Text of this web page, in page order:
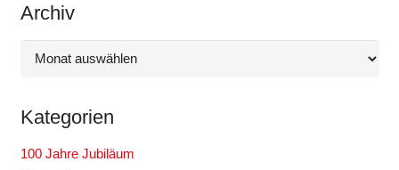
Archiv
Archiv
Kategorien
100 Jahre Jubiläum